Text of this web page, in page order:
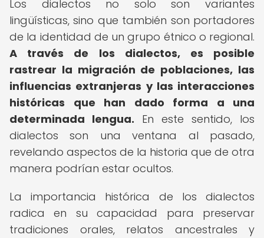
Los dialectos no solo son variantes
lingüísticas, sino que también son portadores
de la identidad de un grupo étnico o regional.
A través de los dialectos, es posible
rastrear la migración de poblaciones, las
influencias extranjeras y las interacciones
históricas que han dado forma a una
determinada lengua. En este sentido, los
dialectos son una ventana al pasado,
revelando aspectos de la historia que de otra
manera podrían estar ocultos.
La importancia histórica de los dialectos
radica en su capacidad para preservar
tradiciones orales, relatos ancestrales y